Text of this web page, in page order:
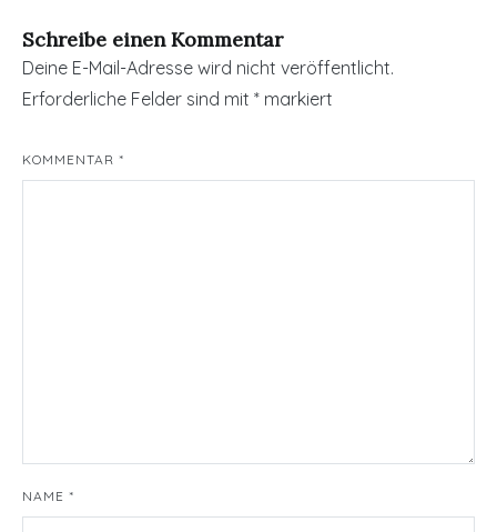
Schreibe einen Kommentar
Deine E-Mail-Adresse wird nicht veröffentlicht.
Erforderliche Felder sind mit * markiert
KOMMENTAR *
NAME *